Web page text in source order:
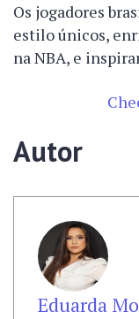
Os jogadores
estilo únicos,
na NBA, e
Autor
Eduarda